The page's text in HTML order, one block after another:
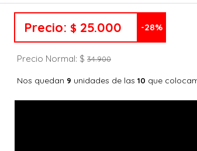
-28%
Precio: $ 25.000
Precio Normal: $ 34.900
Nos quedan 9 unidades de las 10 que